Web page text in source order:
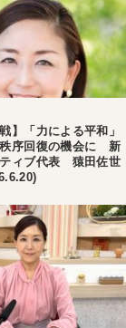
】「力による平和」
序回復の機会に 新
ィブ代表 猿田佐世